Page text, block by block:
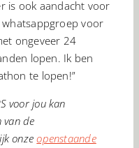
is ook aandacht voor
voor
ongeveer 24
lopen. Ik ben
te lopen!”
voor jou kan
van de
onzeopenstaande